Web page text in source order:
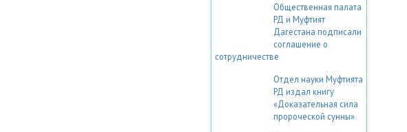
Общественная палата
РД и Муфтият
Дагестана подписали
соглашение о
сотрудничестве
Отдел науки Муфтията
РД издал книгу
«Доказательная сила
пророческой сунны»